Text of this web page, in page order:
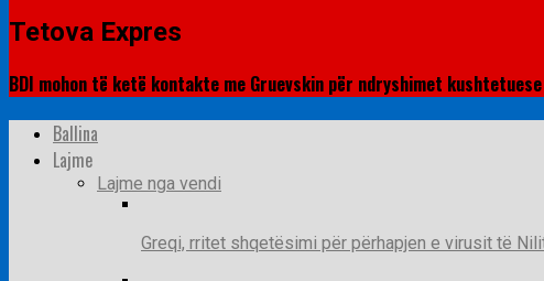
Tetova Expres
BDI mohon të ketë kontakte me Gruevskin për ndryshimet kushtetuese
Ballina
Lajme
Lajme nga vendi
Greqi, rritet shqetësimi për përhapjen e virusit të